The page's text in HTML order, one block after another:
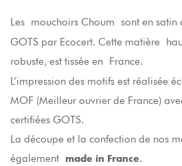
Les mouchoirs Choum sont en satin
GOTS par Ecocert. Cette matière
robuste, est tissée en France.
L’impression des motifs est réalisée
MOF (Meilleur ouvrier de France)
certifiées GOTS.
La découpe et la confection de nos
également made in France.